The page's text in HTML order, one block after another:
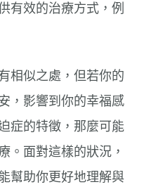
有效的治療方式，例
相似之處，但若你的
，影響到你的幸福感
症的特徵，那麼可能
。面對這樣的狀況，
幫助你更好地理解與